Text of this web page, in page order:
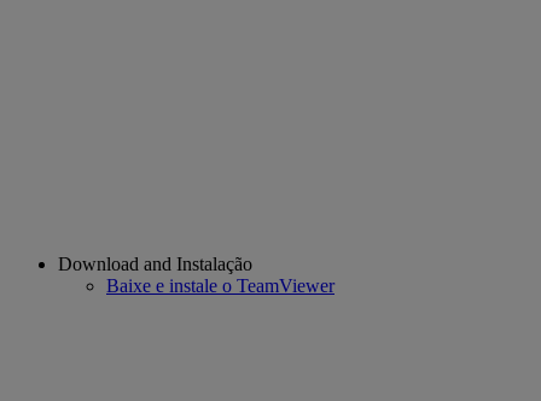
Download and Instalação
Baixe e instale o TeamViewer